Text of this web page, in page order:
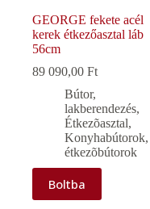
GEORGE fekete acél
kerek étkezőasztal láb
56cm
89 090,00 Ft
Bútor,
lakberendezés,
Étkezõasztal,
Konyhabútorok,
étkezõbútorok
Boltba